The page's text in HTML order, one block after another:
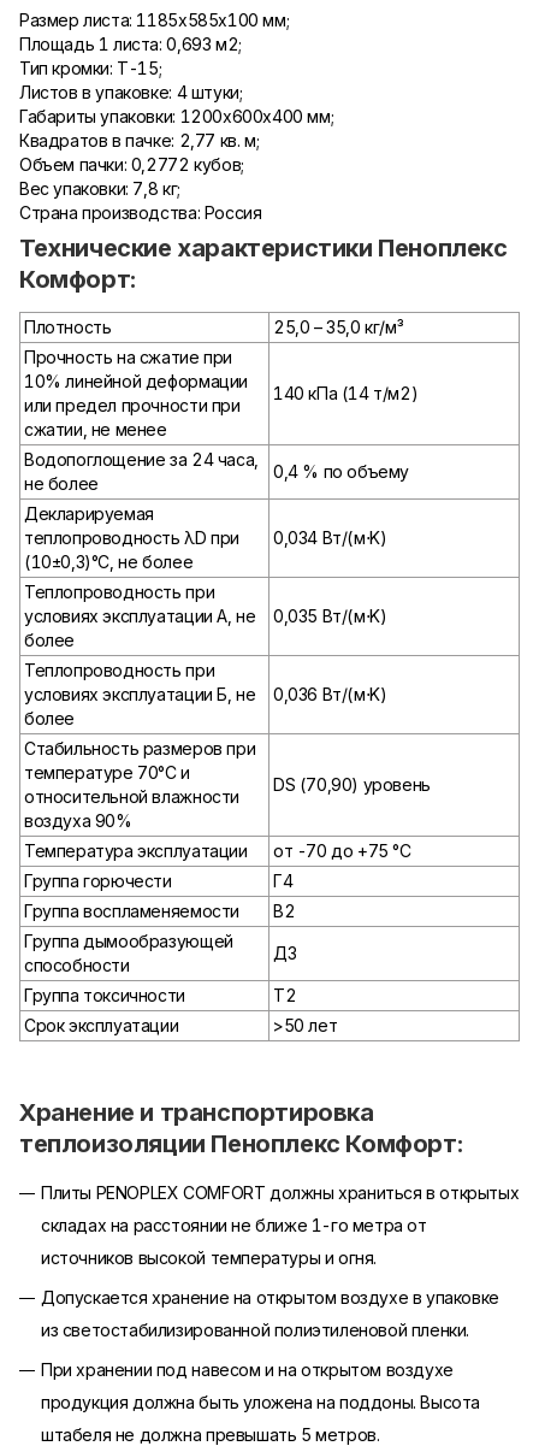
Размер листа: 1185х585х100 мм;
Площадь 1 листа: 0,693 м2;
Тип кромки: Т-15;
Листов в упаковке: 4 штуки;
Габариты упаковки: 1200х600х400 мм;
Квадратов в пачке: 2,77 кв. м;
Объем пачки: 0,2772 кубов;
Вес упаковки: 7,8 кг;
Страна производства: Россия
Технические характеристики Пеноплекс
Комфорт:
Плотность
25,0 – 35,0 кг/м³
Прочность на сжатие при
10% линейной деформации
или предел прочности при
сжатии, не менее
140 кПа (14 т/м2)
Водопоглощение за 24 часа,
не более
0,4 % по объему
Декларируемая
теплопроводность λD при
(10±0,3)°С, не более
0,034 Вт/(м⋅K)
Теплопроводность при
условиях эксплуатации А, не
более
0,035 Вт/(м⋅K)
Теплопроводность при
условиях эксплуатации Б, не
более
0,036 Вт/(м⋅K)
Стабильность размеров при
температуре 70°С и
относительной влажности
воздуха 90%
DS (70,90) уровень
Температура эксплуатации
от -70 до +75 °С
Группа горючести
Г4
Группа воспламеняемости
В2
Группа дымообразующей
способности
Д3
Группа токсичности
Т2
Срок эксплуатации
>50 лет
Хранение и транспортировка
теплоизоляции Пеноплекс Комфорт:
Плиты PENOPLEX COMFORT должны храниться в открытых
складах на расстоянии не ближе 1-го метра от
источников высокой температуры и огня.
Допускается хранение на открытом воздухе в упаковке
из светостабилизированной полиэтиленовой пленки.
При хранении под навесом и на открытом воздухе
продукция должна быть уложена на поддоны. Высота
штабеля не должна превышать 5 метров.